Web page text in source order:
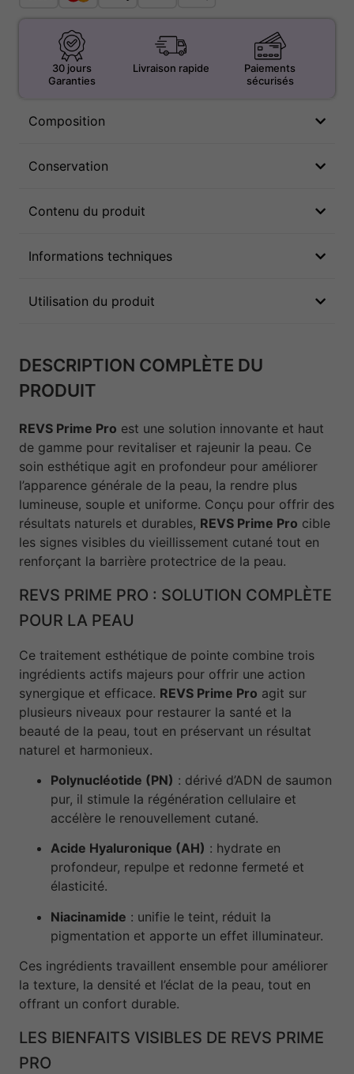
30 jours
Garanties
Livraison rapide
Paiements
sécurisés
Composition
Conservation
Contenu du produit
Informations techniques
Utilisation du produit
DESCRIPTION COMPLÈTE DU
PRODUIT
REVS Prime Pro est une solution innovante et haut
de gamme pour revitaliser et rajeunir la peau. Ce
soin esthétique agit en profondeur pour améliorer
l’apparence générale de la peau, la rendre plus
lumineuse, souple et uniforme. Conçu pour offrir des
résultats naturels et durables, REVS Prime Pro cible
les signes visibles du vieillissement cutané tout en
renforçant la barrière protectrice de la peau.
REVS PRIME PRO : SOLUTION COMPLÈTE
POUR LA PEAU
Ce traitement esthétique de pointe combine trois
ingrédients actifs majeurs pour offrir une action
synergique et efficace. REVS Prime Pro agit sur
plusieurs niveaux pour restaurer la santé et la
beauté de la peau, tout en préservant un résultat
naturel et harmonieux.
Polynucléotide (PN) : dérivé d’ADN de saumon
pur, il stimule la régénération cellulaire et
accélère le renouvellement cutané.
Acide Hyaluronique (AH) : hydrate en
profondeur, repulpe et redonne fermeté et
élasticité.
Niacinamide : unifie le teint, réduit la
pigmentation et apporte un effet illuminateur.
Ces ingrédients travaillent ensemble pour améliorer
la texture, la densité et l’éclat de la peau, tout en
offrant un confort durable.
LES BIENFAITS VISIBLES DE REVS PRIME
PRO